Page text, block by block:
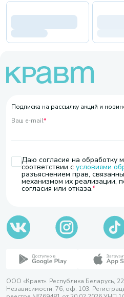
Подписка на рассылку акций и
Ваш e-mail*
Даю согласие на обработку
соответствии с условиями
разъяснением прав,
механизмом их реализации,
согласия или отказа.
ООО «Кравт». Республика Беларусь,
Независимости, 76, оф. 103.